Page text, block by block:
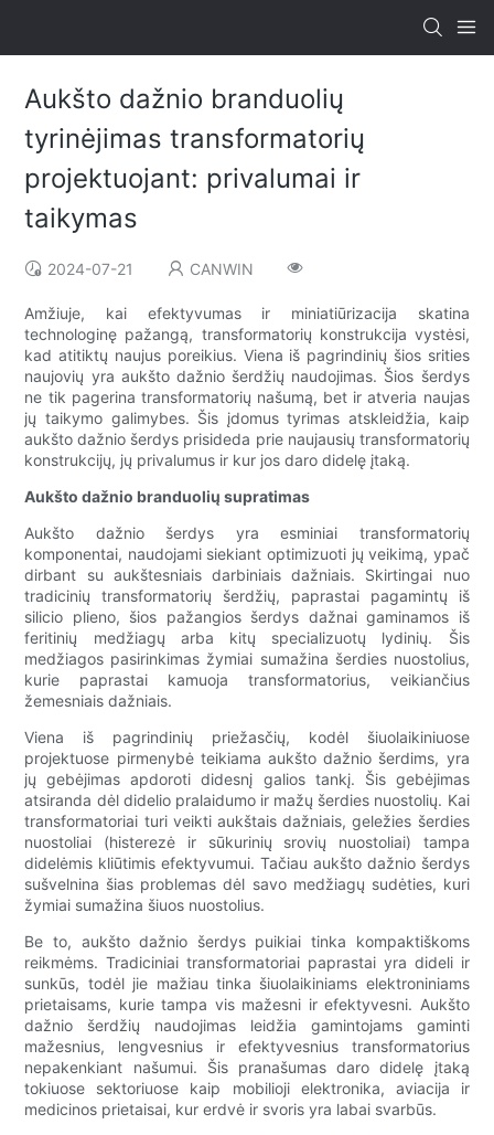
Aukšto dažnio branduolių
tyrinėjimas transformatorių
projektuojant: privalumai ir
taikymas
2024-07-21 CANWIN
Amžiuje, kai efektyvumas ir miniatiūrizacija skatina
technologinę pažangą, transformatorių konstrukcija vystėsi,
kad atitiktų naujus poreikius. Viena iš pagrindinių šios srities
naujovių yra aukšto dažnio šerdžių naudojimas. Šios šerdys
ne tik pagerina transformatorių našumą, bet ir atveria naujas
jų taikymo galimybes. Šis įdomus tyrimas atskleidžia, kaip
aukšto dažnio šerdys prisideda prie naujausių transformatorių
konstrukcijų, jų privalumus ir kur jos daro didelę įtaką.
Aukšto dažnio branduolių supratimas
Aukšto dažnio šerdys yra esminiai transformatorių
komponentai, naudojami siekiant optimizuoti jų veikimą, ypač
dirbant su aukštesniais darbiniais dažniais. Skirtingai nuo
tradicinių transformatorių šerdžių, paprastai pagamintų iš
silicio plieno, šios pažangios šerdys dažnai gaminamos iš
feritinių medžiagų arba kitų specializuotų lydinių. Šis
medžiagos pasirinkimas žymiai sumažina šerdies nuostolius,
kurie paprastai kamuoja transformatorius, veikiančius
žemesniais dažniais.
Viena iš pagrindinių priežasčių, kodėl šiuolaikiniuose
projektuose pirmenybė teikiama aukšto dažnio šerdims, yra
jų gebėjimas apdoroti didesnį galios tankį. Šis gebėjimas
atsiranda dėl didelio pralaidumo ir mažų šerdies nuostolių. Kai
transformatoriai turi veikti aukštais dažniais, geležies šerdies
nuostoliai (histerezė ir sūkurinių srovių nuostoliai) tampa
didelėmis kliūtimis efektyvumui. Tačiau aukšto dažnio šerdys
sušvelnina šias problemas dėl savo medžiagų sudėties, kuri
žymiai sumažina šiuos nuostolius.
Be to, aukšto dažnio šerdys puikiai tinka kompaktiškoms
reikmėms. Tradiciniai transformatoriai paprastai yra dideli ir
sunkūs, todėl jie mažiau tinka šiuolaikiniams elektroniniams
prietaisams, kurie tampa vis mažesni ir efektyvesni. Aukšto
dažnio šerdžių naudojimas leidžia gamintojams gaminti
mažesnius, lengvesnius ir efektyvesnius transformatorius
nepakenkiant našumui. Šis pranašumas daro didelę įtaką
tokiuose sektoriuose kaip mobilioji elektronika, aviacija ir
medicinos prietaisai, kur erdvė ir svoris yra labai svarbūs.